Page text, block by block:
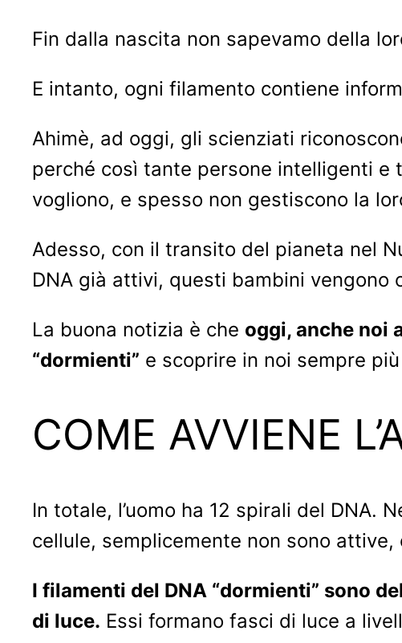
Fin dalla nascita non sapevamo della
E intanto, ogni filamento contiene
Ahimè, ad oggi, gli scienziati
perché così tante persone intelligenti e
vogliono, e spesso non gestiscono la
Adesso, con il transito del pianeta nel
DNA già attivi, questi bambini vengono
La buona notizia è che oggi, anche noi
“dormienti” e scoprire in noi sempre
COME AVVIENE
In totale, l’uomo ha 12 spirali del DNA.
cellule, semplicemente non sono
I filamenti del DNA “dormienti” sono
di luce. Essi formano fasci di luce a